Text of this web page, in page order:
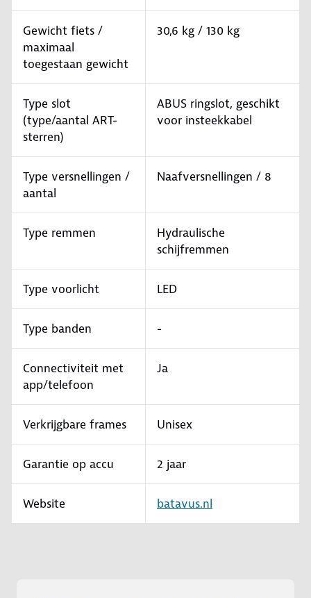
Gewicht fiets /
maximaal
toegestaan gewicht
30,6 kg / 130 kg
Type slot
(type/aantal ART-
sterren)
ABUS ringslot, geschikt
voor insteekkabel
Type versnellingen /
aantal
Naafversnellingen / 8
Type remmen
Hydraulische
schijfremmen
Type voorlicht LED
Type banden -
Connectiviteit met
app/telefoon
Ja
Verkrijgbare frames Unisex
Garantie op accu 2 jaar
Website batavus.nl